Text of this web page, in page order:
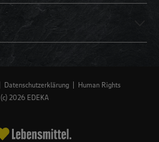
Datenschutzerklärung
Human Rights
(c) 2026 EDEKA